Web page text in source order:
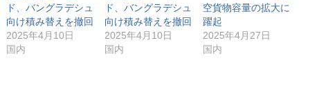
ド、バングラデシュ
向け積み替えを撤回
2025年4月10日
国内
ド、バングラデシュ
向け積み替えを撤回
2025年4月10日
国内
空貨物容量の拡大に
躍起
2025年4月27日
国内